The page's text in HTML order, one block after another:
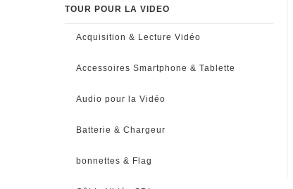
TOUR POUR LA VIDEO
Acquisition & Lecture Vidéo
Accessoires Smartphone & Tablette
Audio pour la Vidéo
Batterie & Chargeur
bonnettes & Flag